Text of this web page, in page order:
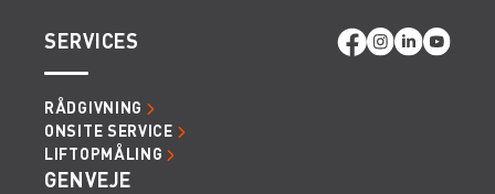
SERVICES
RÅDGIVNING
ONSITE SERVICE
LIFTOPMÅLING
GENVEJE